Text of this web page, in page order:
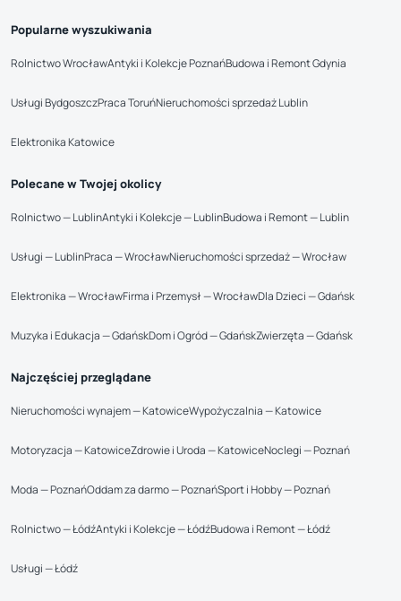
Popularne wyszukiwania
Rolnictwo WrocławAntyki i Kolekcje PoznańBudowa i Remont Gdynia
Usługi BydgoszczPraca ToruńNieruchomości sprzedaż Lublin
Elektronika Katowice
Polecane w Twojej okolicy
Rolnictwo — LublinAntyki i Kolekcje — LublinBudowa i Remont — Lublin
Usługi — LublinPraca — WrocławNieruchomości sprzedaż — Wrocław
Elektronika — WrocławFirma i Przemysł — WrocławDla Dzieci — Gdańsk
Muzyka i Edukacja — GdańskDom i Ogród — GdańskZwierzęta — Gdańsk
Najczęściej przeglądane
Nieruchomości wynajem — KatowiceWypożyczalnia — Katowice
Motoryzacja — KatowiceZdrowie i Uroda — KatowiceNoclegi — Poznań
Moda — PoznańOddam za darmo — PoznańSport i Hobby — Poznań
Rolnictwo — ŁódźAntyki i Kolekcje — ŁódźBudowa i Remont — Łódź
Usługi — Łódź